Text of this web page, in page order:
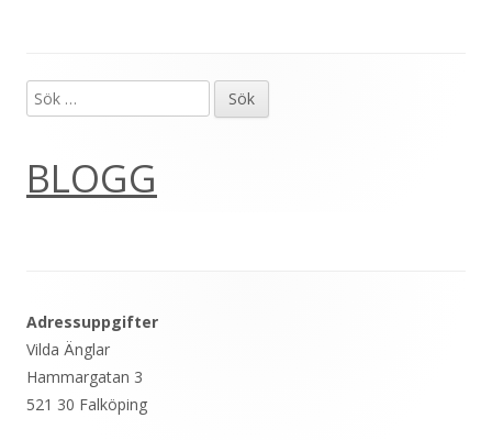
Primär
Sök
efter:
BLOGG
Adressuppgifter
Vilda Änglar
Hammargatan 3
521 30 Falköping